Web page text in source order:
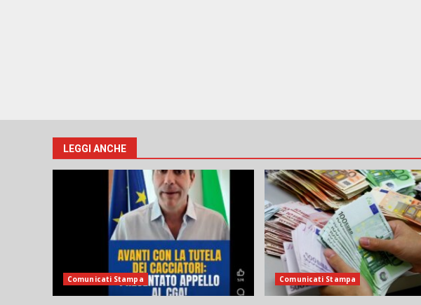
LEGGI ANCHE
Comunicati Stampa Comunicati Stampa